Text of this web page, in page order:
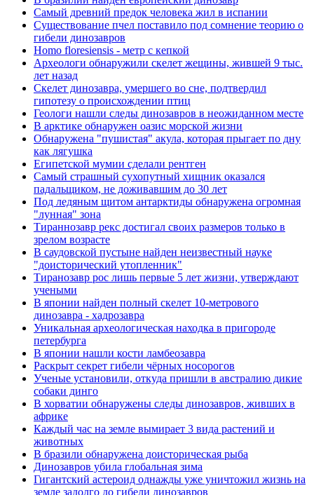
Самый древний предок человека жил в испании
Существование пчел поставило под сомнение теорию о
гибели динозавров
Homo floresiensis - метр с кепкой
Археологи обнаружили скелет жещины, жившей 9 тыс.
лет назад
Скелет динозавра, умершего во сне, подтвердил
гипотезу о происхождении птиц
Геологи нашли следы динозавров в неожиданном месте
В арктике обнаружен оазис морской жизни
Обнаружена "пушистая" акула, которая прыгает по дну
как лягушка
Египетской мумии сделали рентген
Самый страшный сухопутный хищник оказался
падальщиком, не доживавшим до 30 лет
Под ледяным щитом антарктиды обнаружена огромная
"лунная" зона
Тираннозавр рекс достигал своих размеров только в
зрелом возрасте
В саудовской пустыне найден неизвестный науке
"доисторический утопленник"
Тиранозавр рос лишь первые 5 лет жизни, утверждают
учеными
В японии найден полный скелет 10-метрового
динозавра - хадрозавра
Уникальная археологическая находка в пригороде
петербурга
В японии нашли кости ламбеозавра
Раскрыт секрет гибели чёрных носорогов
Ученые установили, откуда пришли в австралию дикие
собаки динго
В хорватии обнаружены следы динозавров, живших в
африке
Каждый час на земле вымирает 3 вида растений и
животных
В бразили обнаружена доисторическая рыба
Динозавров убила глобальная зима
Гигантский астероид однажды уже уничтожил жизнь на
земле задолго до гибели динозавров